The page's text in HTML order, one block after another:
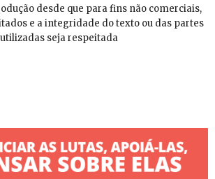
desde que para fins não comerciais,
e a integridade do texto ou das partes
utilizadas seja respeitada